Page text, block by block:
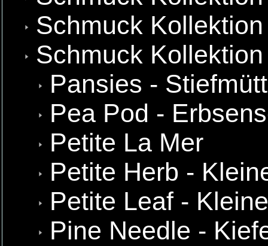
Schmuck
Schmuck
Pansies -
Pea Pod -
Petite La Mer
Petite Herb -
Petite Leaf -
Pine Needle -